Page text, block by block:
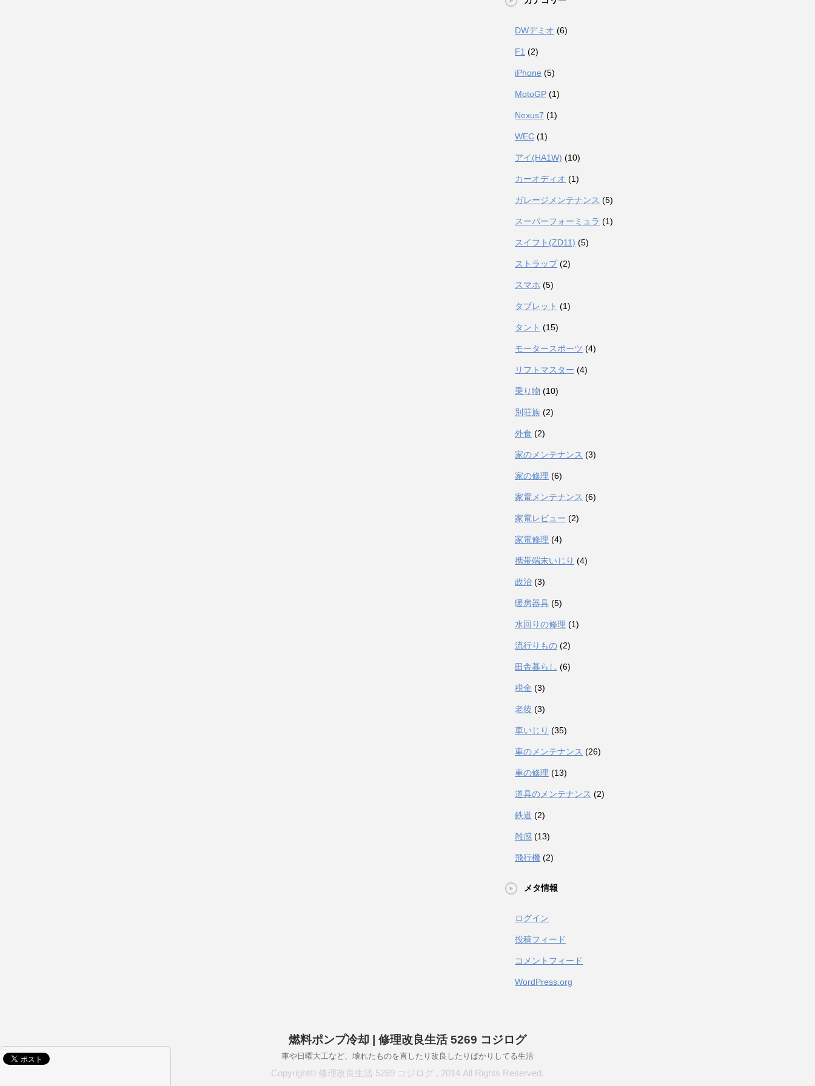
DWデミオ (6)
F1 (2)
iPhone (5)
MotoGP (1)
Nexus7 (1)
WEC (1)
アイ(HA1W) (10)
カーオディオ (1)
ガレージメンテナンス (5)
スーパーフォーミュラ (1)
スイフト(ZD11) (5)
ストラップ(2)
スマホ (5)
タブレット (1)
タント (15)
モータースポーツ (4)
リフトマスター (4)
乗り物 (10)
別荘族 (2)
外食 (2)
家のメンテナンス (3)
家の修理 (6)
家電メンテナンス (6)
家電レビュー (2)
家電修理 (4)
携帯端末いじり (4)
政治 (3)
暖房器具 (5)
水回りの修理 (1)
流行りもの (2)
田舎暮らし (6)
税金 (3)
老後 (3)
車いじり (35)
車のメンテナンス (26)
車の修理 (13)
道具のメンテナンス (2)
鉄道 (2)
雑感 (13)
飛行機 (2)
メタ情報
ログイン
投稿フィード
コメントフィード
WordPress.org
燃料ポンプ冷却 | 修理改良生活 5269 コジログ
車や日曜大工など、壊れたものを直したり改良したりばかりしてる生活
Copyright© 修理改良生活 5269 コジログ , 2014 All Rights Reserved.